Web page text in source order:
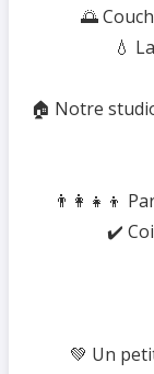
🌅
💧
🏠 Notre
👨‍👩‍👧‍👦
✔️
💚 Un